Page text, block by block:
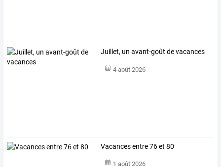
Juillet, un avant-goût de vacances
4 août 2026
Vacances entre 76 et 80
1 août 2026